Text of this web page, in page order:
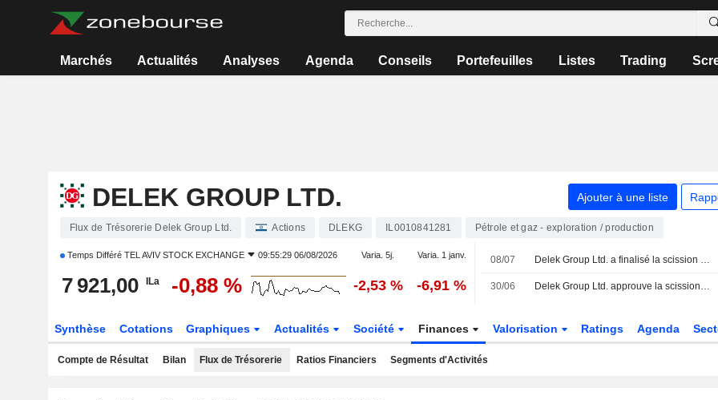
Marchés Actualités Analyses Agenda Conseils Portefeuilles Listes Trading
DELEK GROUP LTD. Ajouter à une liste
Flux de Trésorerie Delek Group Ltd. Actions DLEKG IL0010841281 Pétrole et gaz - exploration / production
Temps Différé TEL AVIV STOCK EXCHANGE 09:55:29 06/08/2026 Varia. 5j. Varia. 1 janv.
7 921,00 ILa -0,88 % -2,53 % -6,91 %
08/07 Delek Group Ltd. a finalisé la scission de Delek Property Development Ltd (TASE:DLAS).
30/06 Delek Group Ltd. approuve la scission de Delek Property Development Ltd (TASE:DLAS).
Synthèse Cotations Graphiques Actualités Société Finances Valorisation Ratings Agenda
Compte de Résultat Bilan Flux de Trésorerie Ratios Financiers Segments d'Activités